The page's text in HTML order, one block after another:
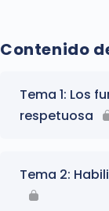
Contenido
Tema 1: Los
respetuosa
Tema 2: